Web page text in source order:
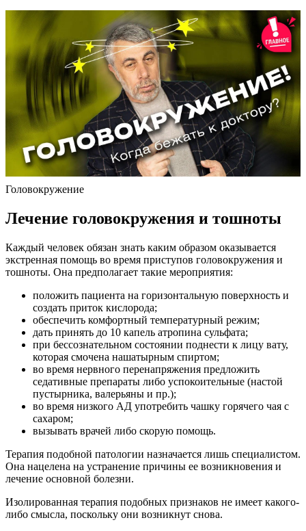
Головокружение
Лечение головокружения и тошноты
Каждый человек обязан знать каким образом оказывается
экстренная помощь во время приступов головокружения и
тошноты. Она предполагает такие мероприятия:
положить пациента на горизонтальную поверхность и
создать приток кислорода;
обеспечить комфортный температурный режим;
дать принять до 10 капель атропина сульфата;
при бессознательном состоянии поднести к лицу вату,
которая смочена нашатырным спиртом;
во время нервного перенапряжения предложить
седативные препараты либо успокоительные (настой
пустырника, валерьяны и пр.);
во время низкого АД употребить чашку горячего чая с
сахаром;
вызывать врачей либо скорую помощь.
Терапия подобной патологии назначается лишь специалистом.
Она нацелена на устранение причины ее возникновения и
лечение основной болезни.
Изолированная терапия подобных признаков не имеет какого-
либо смысла, поскольку они возникнут снова.